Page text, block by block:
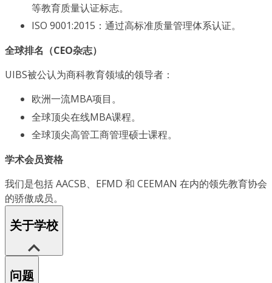
等教育质量认证标志。
ISO 9001:2015：通过高标准质量管理体系认证。
全球排名（CEO杂志）
UIBS被公认为商科教育领域的领导者：
欧洲一流MBA项目。
全球顶尖在线MBA课程。
全球顶尖高管工商管理硕士课程。
学术会员资格
我们是包括 AACSB、EFMD 和 CEEMAN 在内的领先教育协会
的骄傲成员。
关于学校
问题